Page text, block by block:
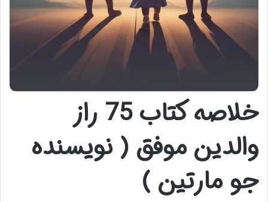
خلاصه کتاب 75 راز
والدین موفق ( نویسنده
جو مارتین )